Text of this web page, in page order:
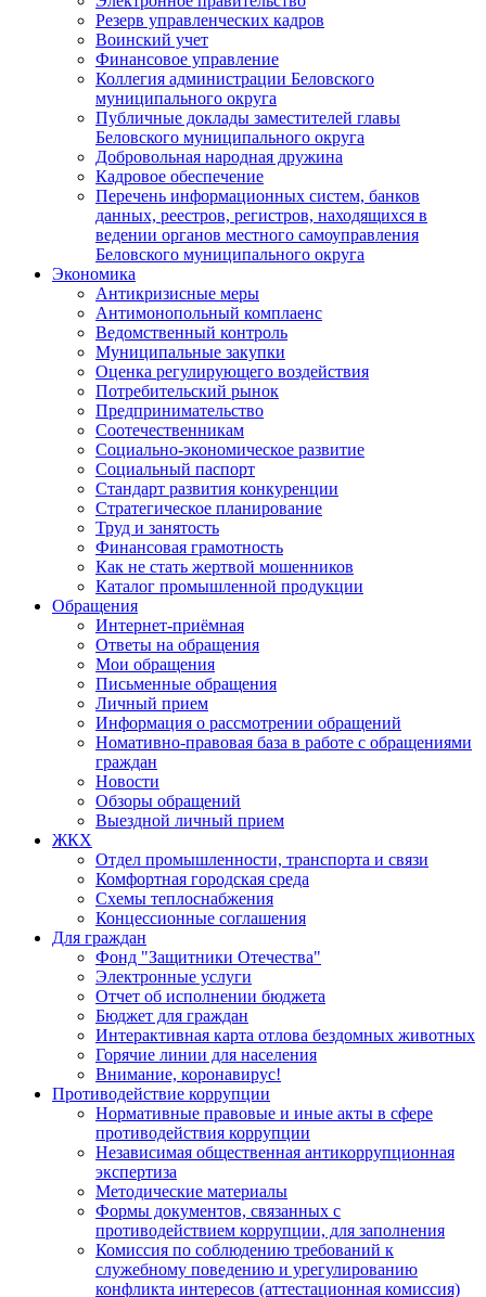
Резерв управленческих кадров
Воинский учет
Финансовое управление
Коллегия администрации Беловского
муниципального округа
Публичные доклады заместителей главы
Беловского муниципального округа
Добровольная народная дружина
Кадровое обеспечение
Перечень информационных систем, банков
данных, реестров, регистров, находящихся в
ведении органов местного самоуправления
Беловского муниципального округа
Экономика
Антикризисные меры
Антимонопольный комплаенс
Ведомственный контроль
Муниципальные закупки
Оценка регулирующего воздействия
Потребительский рынок
Предпринимательство
Соотечественникам
Социально-экономическое развитие
Социальный паспорт
Стандарт развития конкуренции
Стратегическое планирование
Труд и занятость
Финансовая грамотность
Как не стать жертвой мошенников
Каталог промышленной продукции
Обращения
Интернет-приёмная
Ответы на обращения
Мои обращения
Письменные обращения
Личный прием
Информация о рассмотрении обращений
Номативно-правовая база в работе с обращениями
граждан
Новости
Обзоры обращений
Выездной личный прием
ЖКХ
Отдел промышленности, транспорта и связи
Комфортная городская среда
Схемы теплоснабжения
Концессионные соглашения
Для граждан
Фонд "Защитники Отечества"
Электронные услуги
Отчет об исполнении бюджета
Бюджет для граждан
Интерактивная карта отлова бездомных животных
Горячие линии для населения
Внимание, коронавирус!
Противодействие коррупции
Нормативные правовые и иные акты в сфере
противодействия коррупции
Независимая общественная антикоррупционная
экспертиза
Методические материалы
Формы документов, связанных с
противодействием коррупции, для заполнения
Комиссия по соблюдению требований к
служебному поведению и урегулированию
конфликта интересов (аттестационная комиссия)